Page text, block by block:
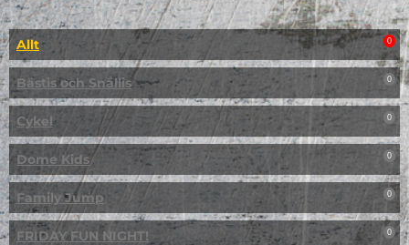
Allt 0
Bästis och Snällis 0
Cykel 0
Dome Kids 0
Family Jump 0
FRIDAY FUN NIGHT! 0